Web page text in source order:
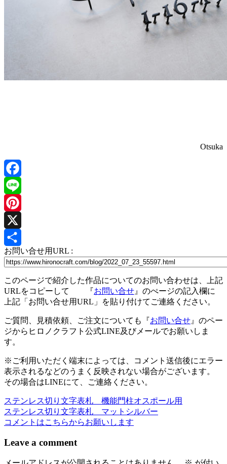
Otsuka
Facebook
Line
Pinterest
X
共
お問い合せ用URL :
このページで紹介した作品についてのお問い合わせは、上記
URLをコピーして 『お問い合せ 』のぺージの記入欄に
上記「お問い合せ用URL」を貼り付けてご連絡ください。
ご質問、見積依頼、ご注文についても『お問い合せ 』のペー
ジからヒロノクラフト公式LINE及びメールでお願いしま
す。
※ご利用いただく端末によっては、コメント送信後にエラー
表示されるなどのうまく反映されない場合がございます。
その場合はLINEにて、ご連絡ください。
投
稿
ナ
ステンレス切り文字表札 機能門柱オスポール用
ステンレス切り文字表札 マットシルバー
コメントはこちらからお願いします
Leave a comment